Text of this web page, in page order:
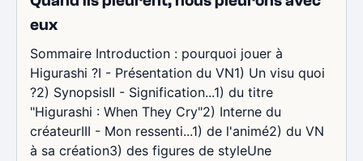
eux
Sommaire Introduction : pourquoi jouer à
Higurashi ?I - Présentation du VN1) Un visu quoi
?2) SynopsisII - Signification...1) du titre
"Higurashi : When They Cry"2) Interne du
créateurIII - Mon ressenti...1) de l'animé2) du VN
à sa création3) des figures de styleUne